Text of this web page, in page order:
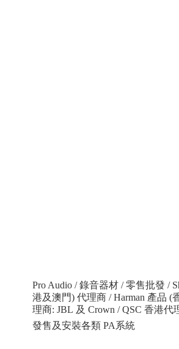
Pro Audio / 錄音器材 / 零售批發 /
港及澳門) 代理商 / Harman 產品 (
理商: JBL 及 Crown / QSC 香港代
發售及安裝各類 PA系統